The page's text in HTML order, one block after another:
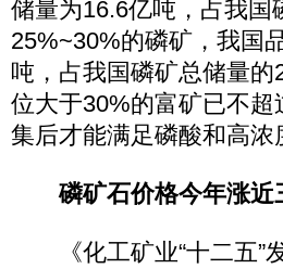
储量为16.6亿吨，占我
25%~30%的磷矿，我国
吨，占我国磷矿总储量
位大于30%的富矿已不
集后才能满足磷酸和高
磷矿石价格今年涨近
《化工矿业“十二五”